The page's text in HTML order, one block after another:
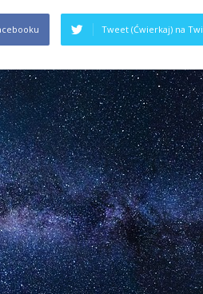
Tweet (Ćwierkaj) na